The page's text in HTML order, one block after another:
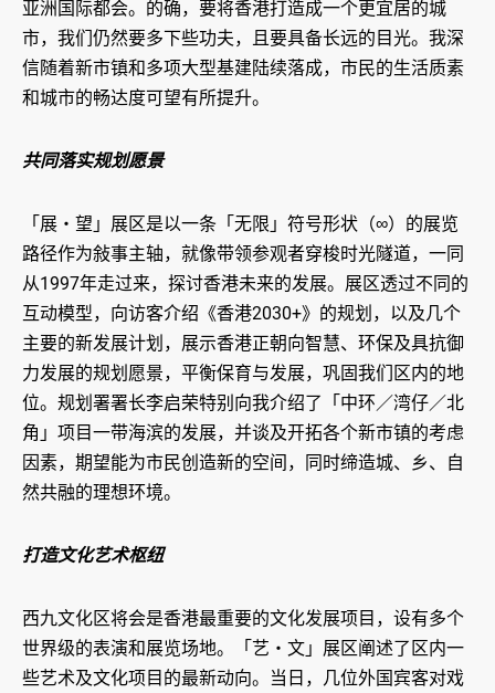
亚洲国际都会。的确，要将香港打造成一个更宜居的城
市，我们仍然要多下些功夫，且要具备长远的目光。我深
信随着新市镇和多项大型基建陆续落成，市民的生活质素
和城市的畅达度可望有所提升。
共同落实规划愿景
「展‧望」展区是以一条「无限」符号形状（∞）的展览
路径作为敍事主轴，就像带领参观者穿梭时光隧道，一同
从1997年走过来，探讨香港未来的发展。展区透过不同的
互动模型，向访客介绍《香港2030+》的规划，以及几个
主要的新发展计划，展示香港正朝向智慧、环保及具抗御
力发展的规划愿景，平衡保育与发展，巩固我们区内的地
位。规划署署长李启荣特别向我介绍了「中环／湾仔／北
角」项目一带海滨的发展，并谈及开拓各个新市镇的考虑
因素，期望能为市民创造新的空间，同时缔造城、乡、自
然共融的理想环境。
打造文化艺术枢纽
西九文化区将会是香港最重要的文化发展项目，设有多个
世界级的表演和展览场地。「艺‧文」展区阐述了区内一
些艺术及文化项目的最新动向。当日，几位外国宾客对戏